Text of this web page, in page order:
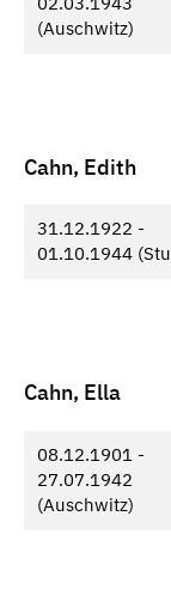
(Auschwitz)
Cahn, Edith
31.12.1922 -
01.10.1944
Cahn, Ella
08.12.1901 -
27.07.1942
(Auschwitz)